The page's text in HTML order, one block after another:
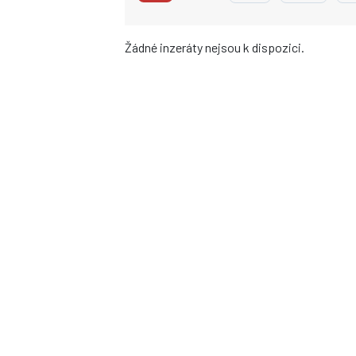
Žádné inzeráty nejsou k dispozici.